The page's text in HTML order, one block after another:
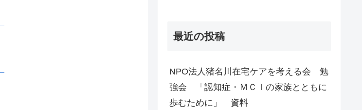
最近の投稿
NPO法人猪名川在宅ケアを考える会 勉
強会 「認知症・ＭＣＩの家族とともに
歩むために」 資料